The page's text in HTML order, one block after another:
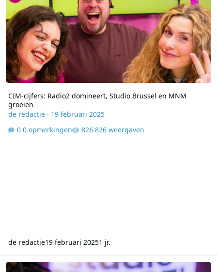
CIM-cijfers: Radio2 domineert, Studio Brussel en MNM
groeien
de redactie· 19 februari 2025
0 opmerkingen
826 weergaven
de redactie19 februari 20251 jr.
CIM-cijfers: Studio Brussel en Radio2 boeken sterke resultaten